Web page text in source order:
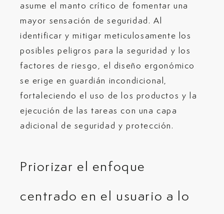
asume el manto crítico de fomentar una
mayor sensación de seguridad. Al
identificar y mitigar meticulosamente los
posibles peligros para la seguridad y los
factores de riesgo, el diseño ergonómico
se erige en guardián incondicional,
fortaleciendo el uso de los productos y la
ejecución de las tareas con una capa
adicional de seguridad y protección.
Priorizar el enfoque
centrado en el usuario a lo